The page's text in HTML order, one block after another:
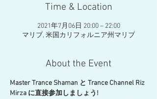
Time & Location
2021年7月06日 20:00 – 22:00
マリブ, 米国カリフォルニア州マリブ
About the Event
Master Trance Shaman と Trance Channel Riz
Mirza に直接参加しましょう!